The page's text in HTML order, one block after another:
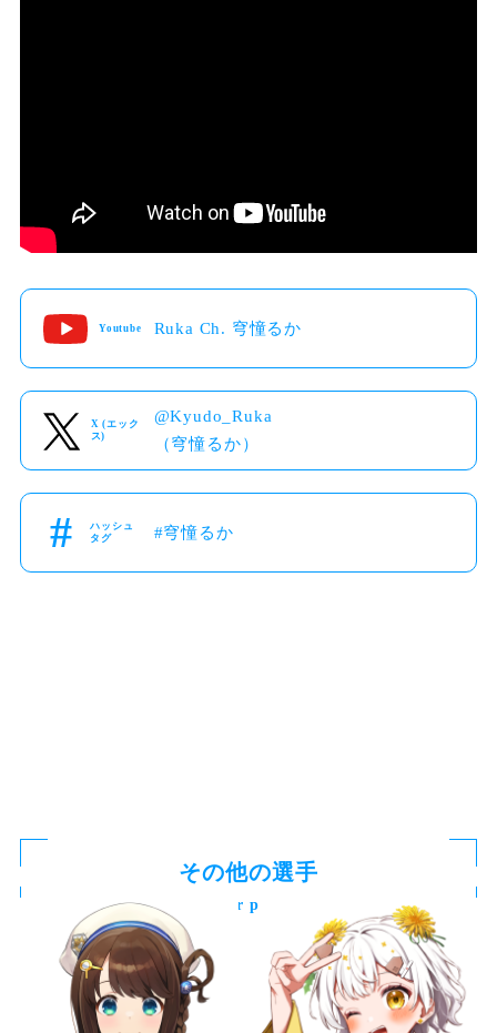
Youtube Ruka Ch. 穹憧るか
X (エック
ス)
Kyudo_Ruka
（穹憧るか）
ハッシュ
タグ
#穹憧るか
その他の選手
Other player